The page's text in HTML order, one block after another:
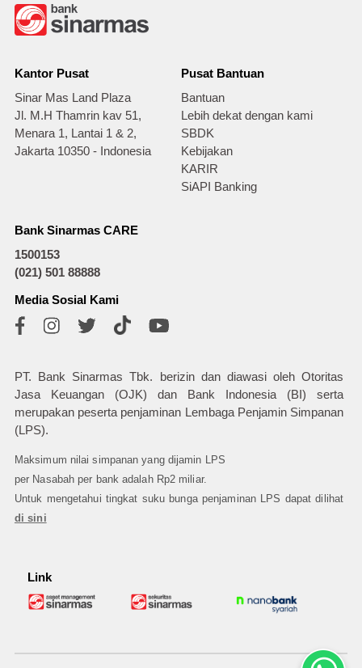
Kantor Pusat
Sinar Mas Land Plaza
Jl. M.H Thamrin kav 51,
Menara 1, Lantai 1 & 2,
Jakarta 10350 - Indonesia
Pusat Bantuan
Bantuan
Lebih dekat dengan kami
SBDK
Kebijakan
KARIR
SiAPI Banking
Bank Sinarmas CARE
1500153
(021) 501 88888
Media Sosial Kami
PT. Bank Sinarmas Tbk. berizin dan diawasi oleh Otoritas
Jasa Keuangan (OJK) dan Bank Indonesia (BI) serta
merupakan peserta penjaminan Lembaga Penjamin Simpanan
(LPS).
Maksimum nilai simpanan yang dijamin LPS
per Nasabah per bank adalah Rp2 miliar.
Untuk mengetahui tingkat suku bunga penjaminan LPS dapat dilihat
di sini
Link